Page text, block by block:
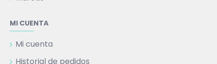
MI CUENTA
Mi cuenta
Historial de pedidos